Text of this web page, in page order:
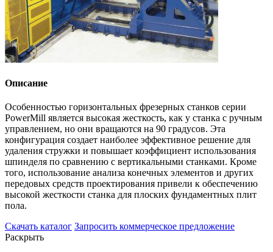
Описание
Особенностью горизонтальных фрезерных станков серии
PowerMill является высокая жесткость, как у станка с ручным
управлением, но они вращаются на 90 градусов. Эта
конфигурация создает наиболее эффективное решение для
удаления стружки и повышает коэффициент использования
шпинделя по сравнению с вертикальными станками. Кроме
того, использование анализа конечных элементов и других
передовых средств проектирования привели к обеспечению
высокой жесткости станка для плоских фундаментных плит
пола.
Скачать каталог Запросить коммерческое предложение
Раскрыть